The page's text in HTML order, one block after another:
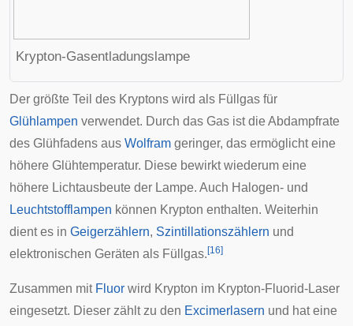
Krypton-Gasentladungslampe
Der größte Teil des Kryptons wird als Füllgas für
Glühlampen verwendet. Durch das Gas ist die Abdampfrate
des Glühfadens aus Wolfram geringer, das ermöglicht eine
höhere Glühtemperatur. Diese bewirkt wiederum eine
höhere Lichtausbeute der Lampe. Auch Halogen- und
Leuchtstofflampen können Krypton enthalten. Weiterhin
dient es in Geigerzählern, Szintillationszählern und
elektronischen Geräten als Füllgas. [16]
Zusammen mit Fluor wird Krypton im Krypton-Fluorid-Laser
eingesetzt. Dieser zählt zu den Excimerlasern und hat eine